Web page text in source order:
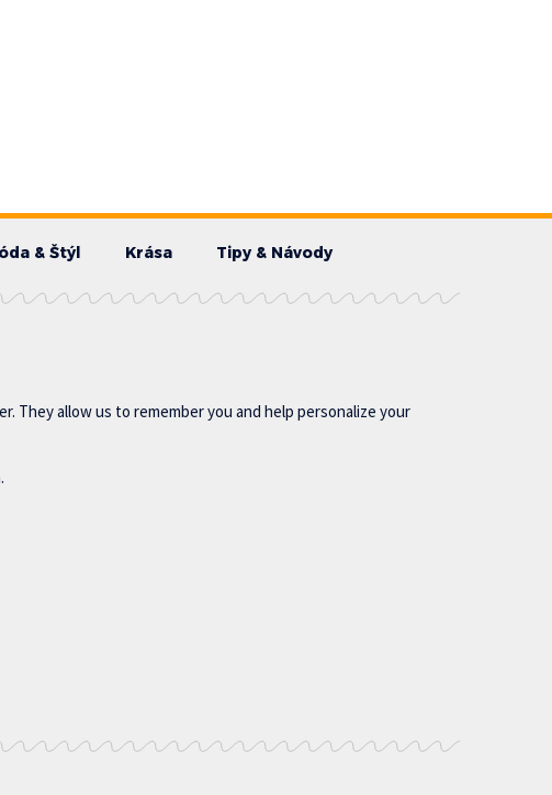
& Štýl Krása Tipy & Návody
They allow us to remember you and help personalize your